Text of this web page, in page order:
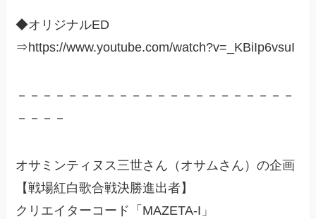
◆オリジナルED
⇒https://www.youtube.com/watch?v=_KBiIp6vsuI
－－－－－－－－－－－－－－－－－－－－－－
－－－－
オサミンティヌス三世さん（オサムさん）の企画
【戦場紅白歌合戦決勝進出者】
クリエイターコード「MAZETA-I」